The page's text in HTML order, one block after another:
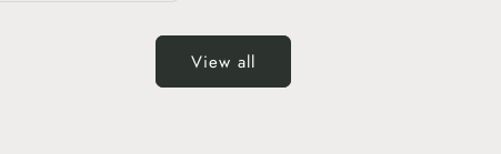
View all